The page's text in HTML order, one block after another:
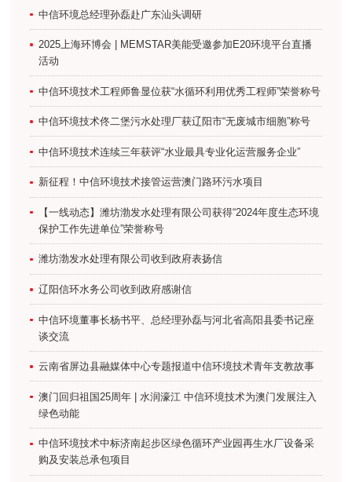
中信环境总经理孙磊赴广东汕头调研
2025上海环博会 | MEMSTAR美能受邀参加E20环境平台直播
活动
中信环境技术工程师鲁显位获“水循环利用优秀工程师”荣誉称号
中信环境技术佟二堡污水处理厂获辽阳市“无废城市细胞”称号
中信环境技术连续三年获评“水业最具专业化运营服务企业”
新征程！中信环境技术接管运营澳门路环污水项目
【一线动态】潍坊渤发水处理有限公司获得“2024年度生态环境
保护工作先进单位”荣誉称号
潍坊渤发水处理有限公司收到政府表扬信
辽阳信环水务公司收到政府感谢信
中信环境董事长杨书平、总经理孙磊与河北省高阳县委书记座
谈交流
云南省屏边县融媒体中心专题报道中信环境技术青年支教故事
澳门回归祖国25周年 | 水润濠江 中信环境技术为澳门发展注入
绿色动能
中信环境技术中标济南起步区绿色循环产业园再生水厂设备采
购及安装总承包项目